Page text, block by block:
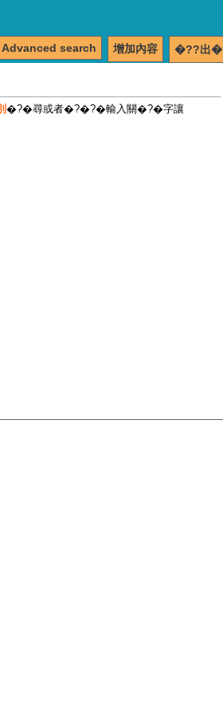
�??出
增加內容
Advanced search
�?�尋或者�?�?�輸入關�?�字讓